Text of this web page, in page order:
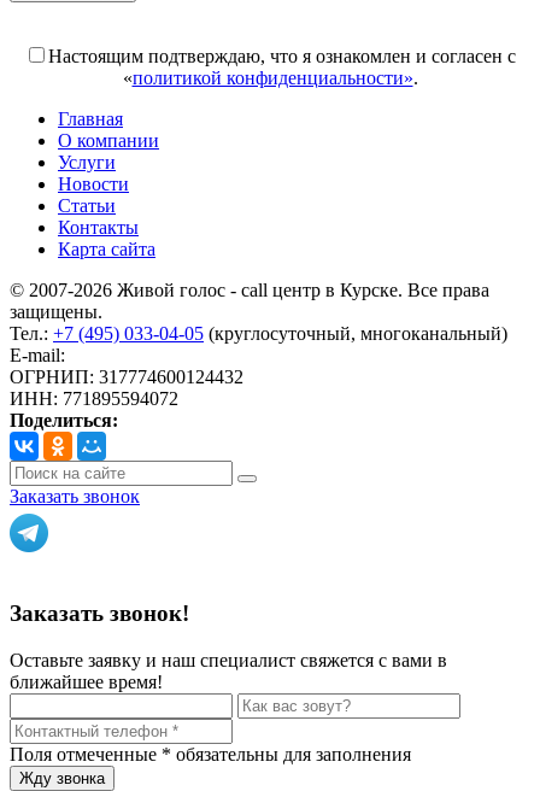
Настоящим подтверждаю, что я ознакомлен и согласен с
«политикой конфиденциальности».
Главная
О компании
Услуги
Новости
Статьи
Контакты
Карта сайта
© 2007-2026 Живой голос - call центр в Курске. Все права
защищены.
Тел.: +7 (495) 033-04-05 (круглосуточный, многоканальный)
E-mail:
ОГРНИП: 317774600124432
ИНН: 771895594072
Поделиться:
Заказать звонок
Заказать звонок!
Оставьте заявку и наш специалист свяжется с вами в
ближайшее время!
Поля отмеченные * обязательны для заполнения